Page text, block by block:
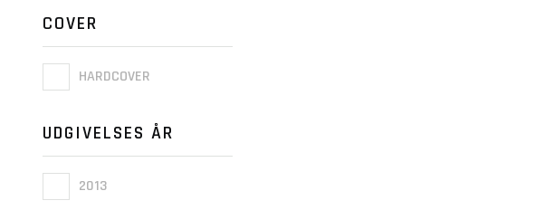
COVER
HARDCOVER
UDGIVELSES ÅR
2013